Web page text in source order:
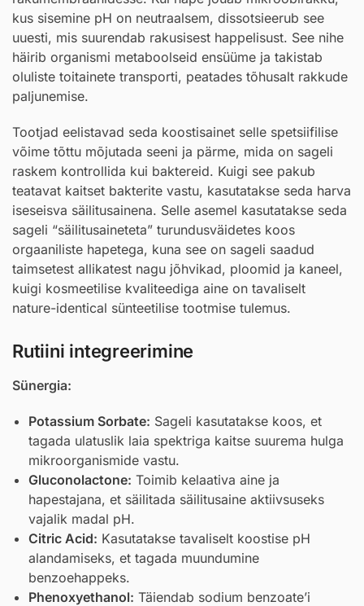
kus sisemine pH on neutraalsem, dissotsieerub see
uuesti, mis suurendab rakusisest happelisust. See nihe
häirib organismi metaboolseid ensüüme ja takistab
oluliste toitainete transporti, peatades tõhusalt rakkude
paljunemise.
Tootjad eelistavad seda koostisainet selle spetsiifilise
võime tõttu mõjutada seeni ja pärme, mida on sageli
raskem kontrollida kui baktereid. Kuigi see pakub
teatavat kaitset bakterite vastu, kasutatakse seda harva
iseseisva säilitusainena. Selle asemel kasutatakse seda
sageli “säilitusaineteta” turundusväidetes koos
orgaaniliste hapetega, kuna see on sageli saadud
taimsetest allikatest nagu jõhvikad, ploomid ja kaneel,
kuigi kosmeetilise kvaliteediga aine on tavaliselt
nature-identical sünteetilise tootmise tulemus.
Rutiini integreerimine
Sünergia:
Potassium Sorbate: Sageli kasutatakse koos, et
tagada ulatuslik laia spektriga kaitse suurema hulga
mikroorganismide vastu.
Gluconolactone: Toimib kelaativa aine ja
hapestajana, et säilitada säilitusaine aktiivsuseks
vajalik madal pH.
Citric Acid: Kasutatakse tavaliselt koostise pH
alandamiseks, et tagada muundumine
benzoehappeks.
Phenoxyethanol: Täiendab sodium benzoate’i